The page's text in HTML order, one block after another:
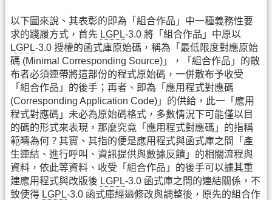
以下圖來說、其表彰的即為「組合作品」中一種義務性要
求的踐履方式，首先 LGPL-3.0 將「組合作品」中原以
LGPL-3.0 授權的函式庫原始碼，稱為「最低限度對應原始
碼 (Minimal Corresponding Source)」，「組合作品」的散
布者必須連帶將這部份的程式原始碼，一併散布予收受
「組合作品」的後手；再者、即為「應用程式對應碼
(Corresponding Application Code)」的供給，此一「應用
程式對應碼」未必為原始碼格式，多數情況下可能僅以目
的碼的形式來表現，那麼究竟「應用程式對應碼」的指稱
範疇為何？其實、其指的便是應用程式與函式庫之間「產
生連結、進行呼叫、資訊提供與數據反饋」的相關流程與
資料，依此等資料、收受「組合作品」的後手可以據其重
建應用程式與改版後 LGPL-3.0 函式庫之間的連結關係，不
致使得 LGPL-3.0 函式庫經過修改與調整後，原先的組合作